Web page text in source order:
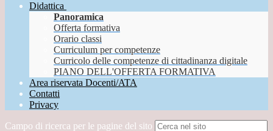
Didattica
Panoramica
Offerta formativa
Orario classi
Curriculum per competenze
Curricolo delle competenze di cittadinanza digitale
PIANO DELL'OFFERTA FORMATIVA
Area riservata Docenti/ATA
Contatti
Privacy
Campo di ricerca per le pagine del sito